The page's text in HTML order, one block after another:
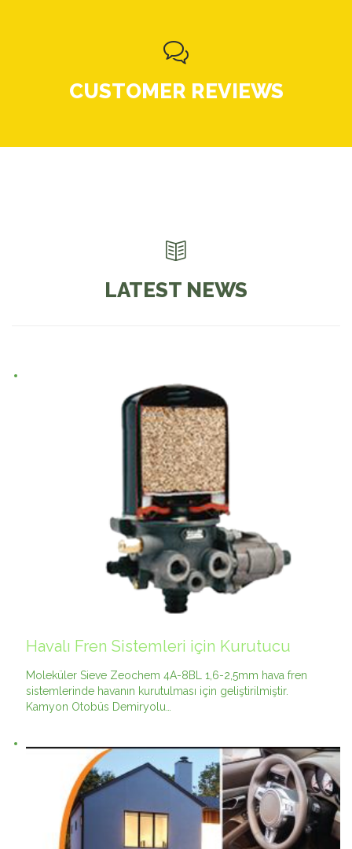

CUSTOMER REVIEWS

LATEST NEWS
Havalı Fren Sistemleri için Kurutucu
Moleküler Sieve Zeochem 4A-8BL 1,6-2,5mm hava fren
sistemlerinde havanın kurutulması için geliştirilmiştir.
Kamyon Otobüs Demiryolu…